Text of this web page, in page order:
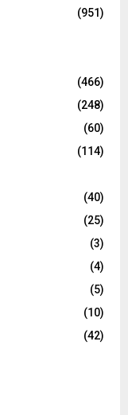
(951)
(466)
(248)
(60)
(114)
(40)
(25)
(3)
(4)
(5)
(10)
(42)